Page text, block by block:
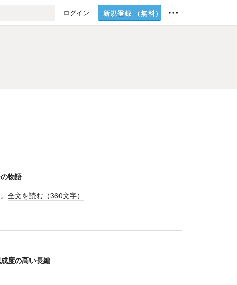
ログイン 新規登録 （無料）
物語
全文を読む（360文字）
度の高い長編